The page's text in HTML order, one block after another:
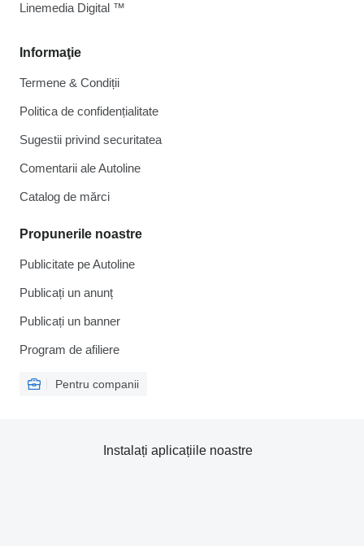
Informaţie
Termene & Condiții
Politica de confidențialitate
Sugestii privind securitatea
Comentarii ale Autoline
Catalog de mărcі
Propunerile noastre
Publicitate pe Autoline
Publicați un anunț
Publicați un banner
Program de afiliere
Pentru companii
Linemedia Digital ™
Instalați aplicațiile noastre